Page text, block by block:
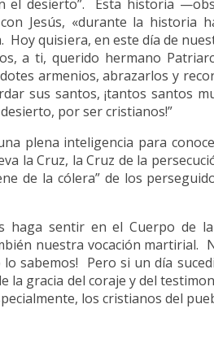
el desierto”. Esta historia
Jesús, «durante la historia
Hoy quisiera, en este día de
a ti, querido hermano
armenios, abrazarlos y
sus santos, ¡tantos santos
por ser cristianos!”
plena inteligencia para
la Cruz, la Cruz de la
de la cólera” de los
haga sentir en el Cuerpo de
nuestra vocación martirial.
lo sabemos! Pero si un día
la gracia del coraje y del
los cristianos del